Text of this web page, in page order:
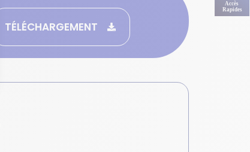
TÉLÉCHARGEMENT